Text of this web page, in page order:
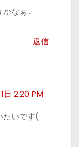
かなぁ…
返信
日 2:20 PM
たいです(